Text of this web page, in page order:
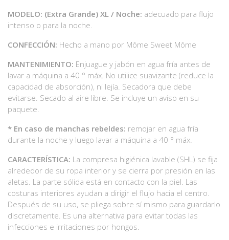
MODELO: (Extra Grande) XL / Noche: adecuado para flujo
intenso o para la noche.
CONFECCIÓN: Hecho a mano por Môme Sweet Môme
MANTENIMIENTO: Enjuague y jabón en agua fría antes de
lavar a máquina a 40 ° máx. No utilice suavizante (reduce la
capacidad de absorción), ni lejía. Secadora que debe
evitarse. Secado al aire libre. Se incluye un aviso en su
paquete.
* En caso de manchas rebeldes: remojar en agua fría
durante la noche y luego lavar a máquina a 40 ° máx.
CARACTERÍSTICA: La compresa higiénica lavable (SHL) se fija
alrededor de su ropa interior y se cierra por presión en las
aletas. La parte sólida está en contacto con la piel. Las
costuras interiores ayudan a dirigir el flujo hacia el centro.
Después de su uso, se pliega sobre sí mismo para guardarlo
discretamente. Es una alternativa para evitar todas las
infecciones e irritaciones por hongos.